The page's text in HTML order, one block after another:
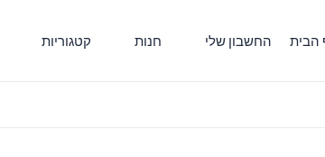
הבית החשבון שלי חנות קטגוריות